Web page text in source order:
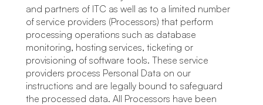
and partners of ITC as well as to a limited number
of service providers (Processors) that perform
processing operations such as database
monitoring, hosting services, ticketing or
provisioning of software tools. These service
providers process Personal Data on our
instructions and are legally bound to safeguard
the processed data. All Processors have been